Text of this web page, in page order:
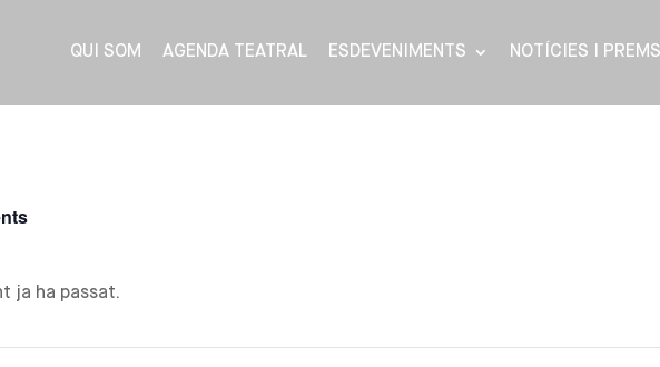
QUI SOM AGENDA TEATRAL ESDEVENIMENTS NOTÍCIES I
ja ha passat.